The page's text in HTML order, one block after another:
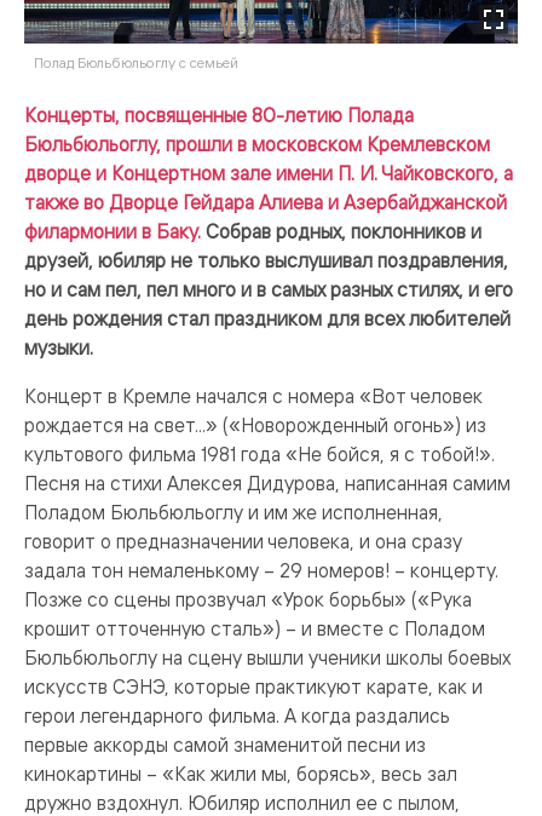
Полад Бюльбюльоглу с семьей
Концерты, посвященные 80-летию Полада
Бюльбюльоглу, прошли в московском Кремлевском
дворце и Концертном зале имени П. И. Чайковского, а
также во Дворце Гейдара Алиева и Азербайджанской
филармонии в Баку. Собрав родных, поклонников и
друзей, юбиляр не только выслушивал поздравления,
но и сам пел, пел много и в самых разных стилях, и его
день рождения стал праздником для всех любителей
музыки.
Концерт в Кремле начался с номера «Вот человек
рождается на свет...» («Новорожденный огонь») из
культового фильма 1981 года «Не бойся, я с тобой!».
Песня на стихи Алексея Дидурова, написанная самим
Поладом Бюльбюльоглу и им же исполненная,
говорит о предназначении человека, и она сразу
задала тон немаленькому – 29 номеров! – концерту.
Позже со сцены прозвучал «Урок борьбы» («Рука
крошит отточенную сталь») – и вместе с Поладом
Бюльбюльоглу на сцену вышли ученики школы боевых
искусств СЭНЭ, которые практикуют карате, как и
герои легендарного фильма. А когда раздались
первые аккорды самой знаменитой песни из
кинокартины – «Как жили мы, борясь», весь зал
дружно вздохнул. Юбиляр исполнил ее с пылом,